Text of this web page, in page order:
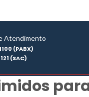
Atendimento
(PABX)
(SAC)
produz 400